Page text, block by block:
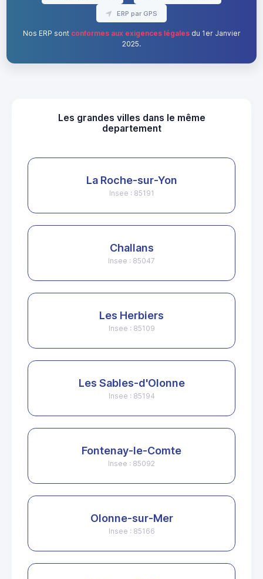
ERP par GPS
Nos ERP sont conformes aux exigences légalesdu 1er Janvier
2025.
Les grandes villes dans le même
departement
La Roche-sur-Yon
Insee : 85191
Challans
Insee : 85047
Les Herbiers
Insee : 85109
Les Sables-d'Olonne
Insee : 85194
Fontenay-le-Comte
Insee : 85092
Olonne-sur-Mer
Insee : 85166